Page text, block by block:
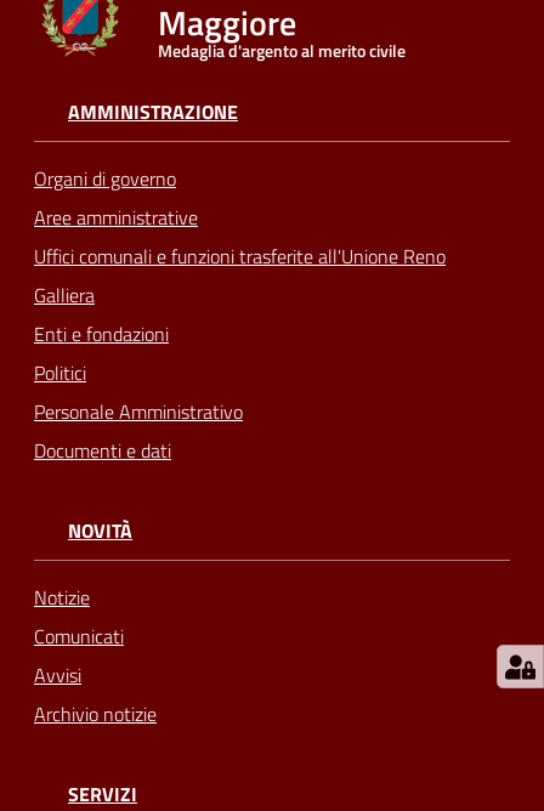
Seguici
Maggiore
Medaglia d'argento al merito civile
AMMINISTRAZIONE
Organi di governo
Aree amministrative
Uffici comunali e funzioni trasferite all'Unione Reno
Galliera
Enti e fondazioni
Politici
Personale Amministrativo
Documenti e dati
NOVITÀ
Notizie
Comunicati
Avvisi
Archivio notizie
SERVIZI